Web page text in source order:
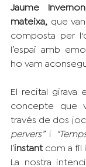
Jaume
mateixa, que
composta per
l’espai amb
ho vam
El recital girava
concepte que
través de dos
pervers” i
l’instant com a fil
La nostra